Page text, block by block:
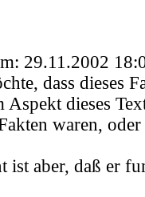
29.11.2002
dass dieses
dieses
waren,
ist aber, daß er